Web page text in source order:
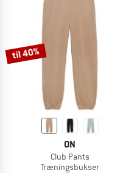
til 40%
ON
Club Pants
Træningsbukser